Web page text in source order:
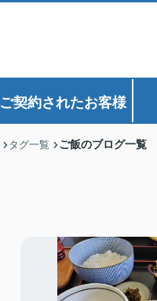
ご契約されたお客様
タグ一覧 ご飯のブログ一覧